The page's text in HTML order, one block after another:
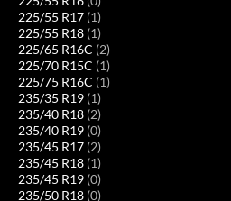
225/55 R17 (1)
225/55 R18 (1)
225/65 R16C (2)
225/70 R15C (1)
225/75 R16C (1)
235/35 R19 (1)
235/40 R18 (2)
235/40 R19 (0)
235/45 R17 (2)
235/45 R18 (1)
235/45 R19 (0)
235/50 R18 (0)